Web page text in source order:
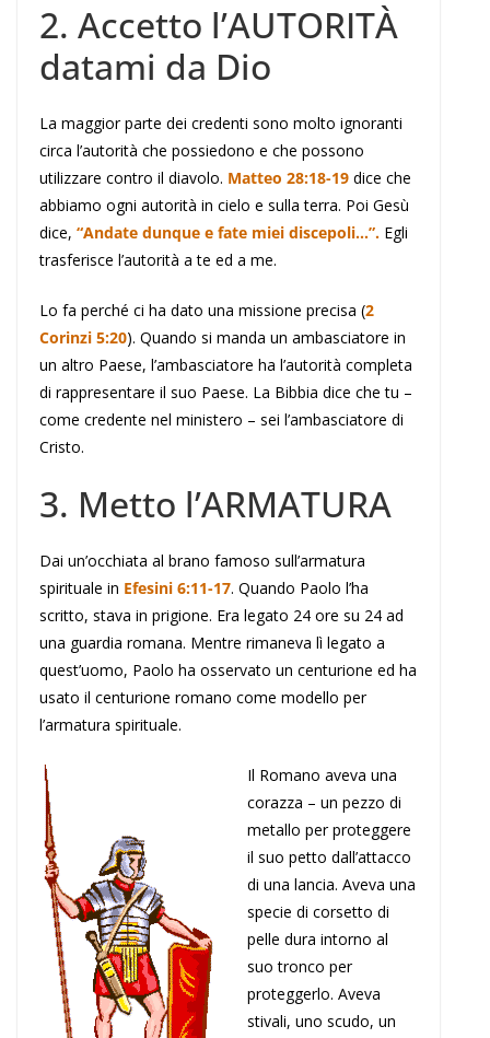
2. Accetto l’AUTORITÀ
datami da Dio
La maggior parte dei credenti sono molto ignoranti
circa l’autorità che possiedono e che possono
utilizzare contro il diavolo. Matteo 28:18-19 dice che
abbiamo ogni autorità in cielo e sulla terra. Poi Gesù
dice, “Andate dunque e fate miei discepoli…”. Egli
trasferisce l’autorità a te ed a me.
Lo fa perché ci ha dato una missione precisa (2
Corinzi 5:20). Quando si manda un ambasciatore in
un altro Paese, l’ambasciatore ha l’autorità completa
di rappresentare il suo Paese. La Bibbia dice che tu –
come credente nel ministero – sei l’ambasciatore di
Cristo.
3. Metto l’ARMATURA
Dai un’occhiata al brano famoso sull’armatura
spirituale in Efesini 6:11-17. Quando Paolo l’ha
scritto, stava in prigione. Era legato 24 ore su 24 ad
una guardia romana. Mentre rimaneva lì legato a
quest’uomo, Paolo ha osservato un centurione ed ha
usato il centurione romano come modello per
l’armatura spirituale.
Il Romano aveva una
corazza – un pezzo di
metallo per proteggere
il suo petto dall’attacco
di una lancia. Aveva una
specie di corsetto di
pelle dura intorno al
suo tronco per
proteggerlo. Aveva
stivali, uno scudo, un